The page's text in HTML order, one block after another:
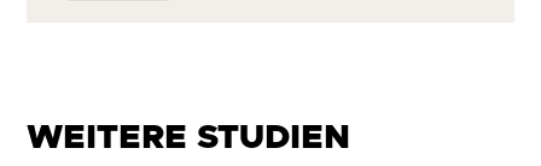
WEITERE STUDIEN